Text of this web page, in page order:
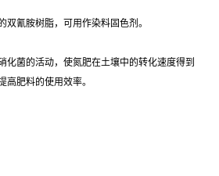
双氰胺树脂，可用作染料固色剂。
化菌的活动，使氮肥在土壤中的转化速度得到
高肥料的使用效率。